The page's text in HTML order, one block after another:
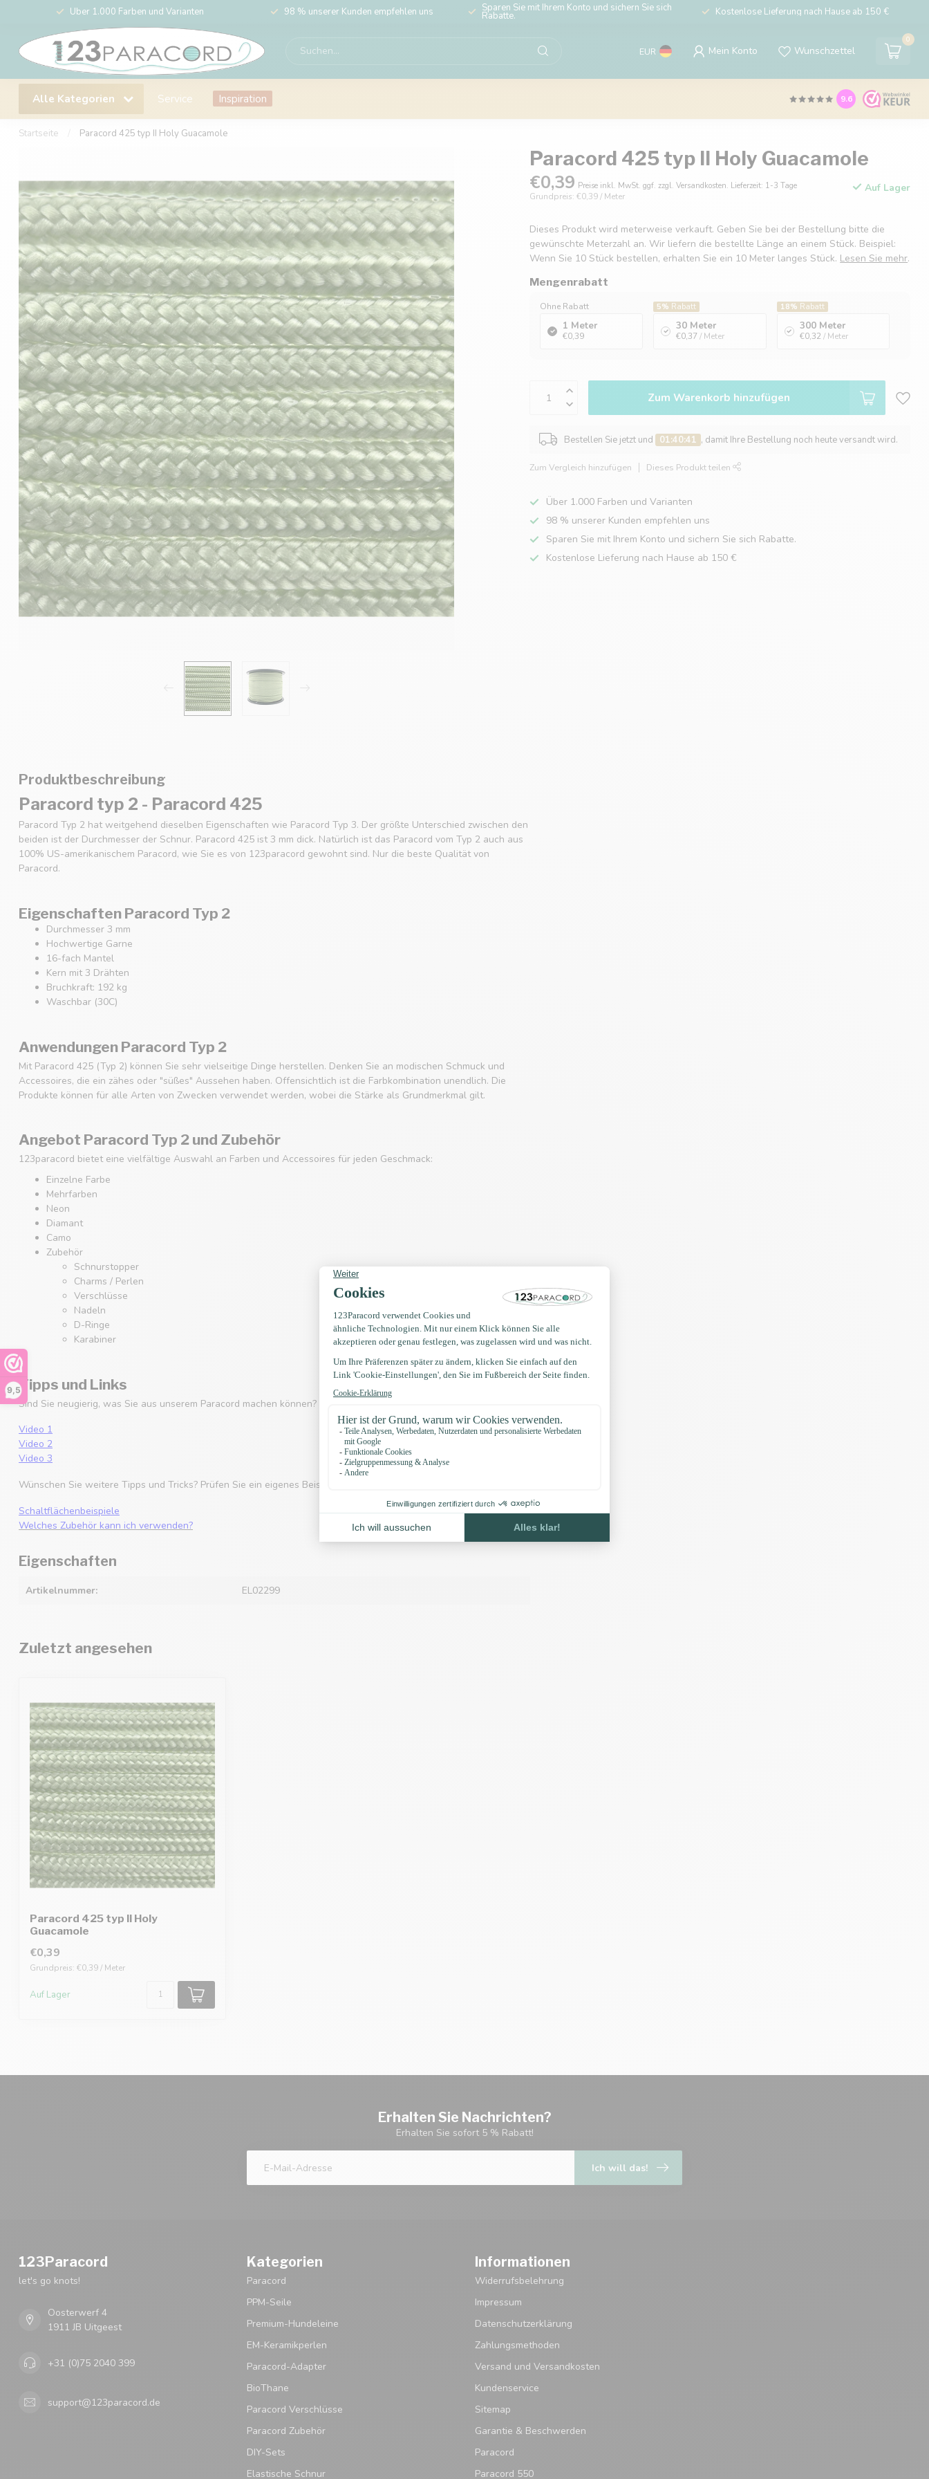
9,5
Über 1.000 Farben und Varianten 98 % unserer Kunden empfehlen uns Sparen Sie mit Ihrem Konto und sichern Sie sich
Rabatte. Kostenlose Lieferung nach Hause ab 150 €
EUR Mein Konto Wunschzettel
0
Alle Kategorien Service Inspiration 9.6
Startseite Paracord 425 typ II Holy Guacamole
Paracord 425 typ II Holy Guacamole
€0,39 Preise inkl. MwSt. ggf. zzgl. Versandkosten. Lieferzeit: 1-3 Tage
Grundpreis: €0,39 / Meter
Auf Lager
Dieses Produkt wird meterweise verkauft. Geben Sie bei der Bestellung bitte die
gewünschte Meterzahl an. Wir liefern die bestellte Länge an einem Stück. Beispiel:
Wenn Sie 10 Stück bestellen, erhalten Sie ein 10 Meter langes Stück. Lesen Sie mehr.
Mengenrabatt
Ohne Rabatt
1 Meter
€0,39
5% Rabatt
30 Meter
€0,37 / Meter
18% Rabatt
300 Meter
€0,32 / Meter
Zum Warenkorb hinzufügen
Bestellen Sie jetzt und 01:40:40 , damit Ihre Bestellung noch heute versandt wird.
Zum Vergleich hinzufügen Dieses Produkt teilen
Über 1.000 Farben und Varianten
98 % unserer Kunden empfehlen uns
Sparen Sie mit Ihrem Konto und sichern Sie sich Rabatte.
Kostenlose Lieferung nach Hause ab 150 €
Produktbeschreibung
Paracord typ 2 - Paracord 425
Paracord Typ 2 hat weitgehend dieselben Eigenschaften wie Paracord Typ 3. Der größte Unterschied zwischen den
beiden ist der Durchmesser der Schnur. Paracord 425 ist 3 mm dick. Natürlich ist das Paracord vom Typ 2 auch aus
100% US-amerikanischem Paracord, wie Sie es von 123paracord gewohnt sind. Nur die beste Qualität von
Paracord.
Eigenschaften Paracord Typ 2
Durchmesser 3 mm
Hochwertige Garne
16-fach Mantel
Kern mit 3 Drähten
Bruchkraft: 192 kg
Waschbar (30C)
Anwendungen Paracord Typ 2
Mit Paracord 425 (Typ 2) können Sie sehr vielseitige Dinge herstellen. Denken Sie an modischen Schmuck und
Accessoires, die ein zähes oder "süßes" Aussehen haben. Offensichtlich ist die Farbkombination unendlich. Die
Produkte können für alle Arten von Zwecken verwendet werden, wobei die Stärke als Grundmerkmal gilt.
Angebot Paracord Typ 2 und Zubehör
123paracord bietet eine vielfältige Auswahl an Farben und Accessoires für jeden Geschmack:
Einzelne Farbe
Mehrfarben
Neon
Diamant
Camo
Zubehör
Schnurstopper
Charms / Perlen
Verschlüsse
Nadeln
D-Ringe
Karabiner
Tipps und Links
Sind Sie neugierig, was Sie aus unserem Paracord machen können? Dann schau dir eines der Videos unten an:
Video 1
Video 2
Video 3
Wünschen Sie weitere Tipps und Tricks? Prüfen Sie ein eigenes Beispiel unserer Knöpfe und unser Zubehör:
Schaltflächenbeispiele
Welches Zubehör kann ich verwenden?
Eigenschaften
Artikelnummer: EL02299
Zuletzt angesehen
Paracord 425 typ II Holy
Guacamole
€0,39
Grundpreis: €0,39 / Meter
Auf Lager
Erhalten Sie Nachrichten?
Erhalten Sie sofort 5 % Rabatt!
Ich will das!
123Paracord
let's go knots!
Oosterwerf 4
1911 JB Uitgeest
+31 (0)75 2040 399
support@123paracord.de
Kategorien
Paracord
PPM-Seile
Premium-Hundeleine
EM-Keramikperlen
Paracord-Adapter
BioThane
Paracord Verschlüsse
Paracord Zubehör
DIY-Sets
Elastische Schnur
Informationen
Widerrufsbelehrung
Impressum
Datenschutzerklärung
Zahlungsmethoden
Versand und Versandkosten
Kundenservice
Sitemap
Garantie & Beschwerden
Paracord
Paracord 550